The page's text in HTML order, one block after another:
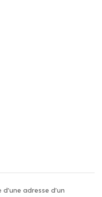
d'une adresse d'un